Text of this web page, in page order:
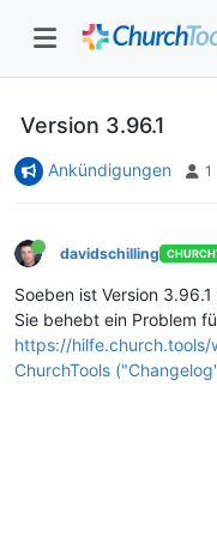
Version 3.96.1
Ankündigungen 1
davidschilling
Soeben ist Version
Sie behebt ein Problem
https://
ChurchTools